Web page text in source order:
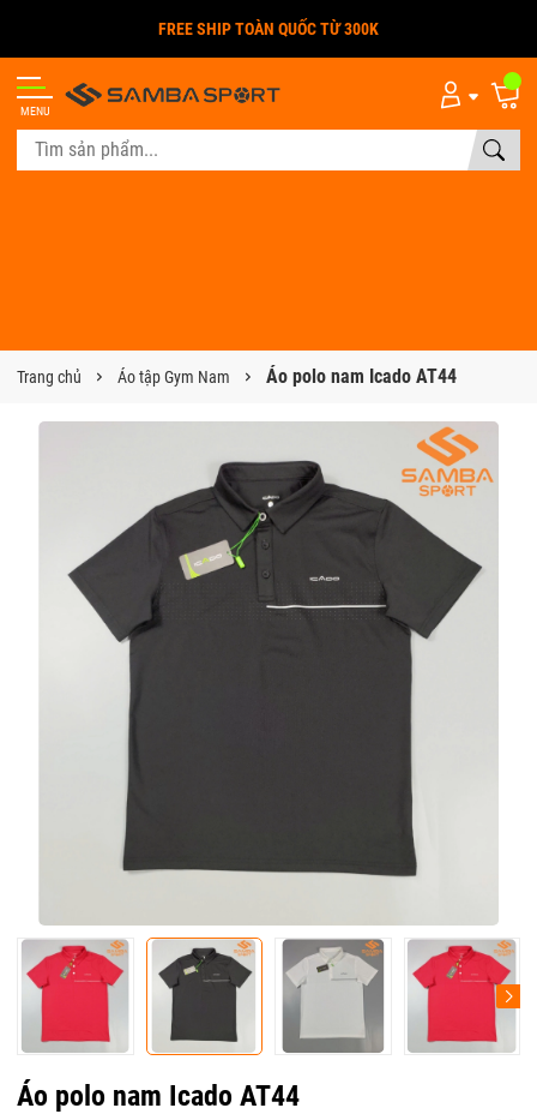
FREE SHIP TOÀN QUỐC TỪ 300K
MENU
Trang chủ Áo tập Gym Nam Áo polo nam Icado AT44
Áo polo nam Icado AT44